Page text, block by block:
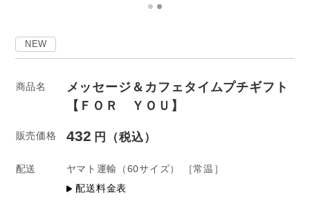
NEW
商品名
メッセージ＆カフェタイムプチギフト
【ＦＯＲ ＹＯＵ】
販売価格 432
配送 ヤマト運輸 （60サイズ）
［常温］
配送料金表